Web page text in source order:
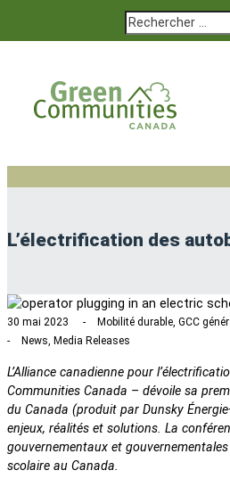
Rechercher
L’électrification des
30 mai 2023 Mobilité durable, GCC
News, Media Releases
L’Alliance canadienne pour
Communities Canada – dévoile sa
du Canada (produit par Dunsky
enjeux, réalités et solutions. La
gouvernementaux et
scolaire au Canada.